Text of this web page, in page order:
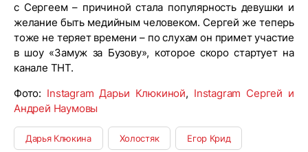
с Сергеем – причиной стала популярность девушки и
желание быть медийным человеком. Сергей же теперь
тоже не теряет времени – по слухам он примет участие
в шоу «Замуж за Бузову», которое скоро стартует на
канале ТНТ.
Фото: Instagram Дарьи Клюкиной, Instagram Сергей и
Андрей Наумовы
Дарья Клюкина Холостяк Егор Крид